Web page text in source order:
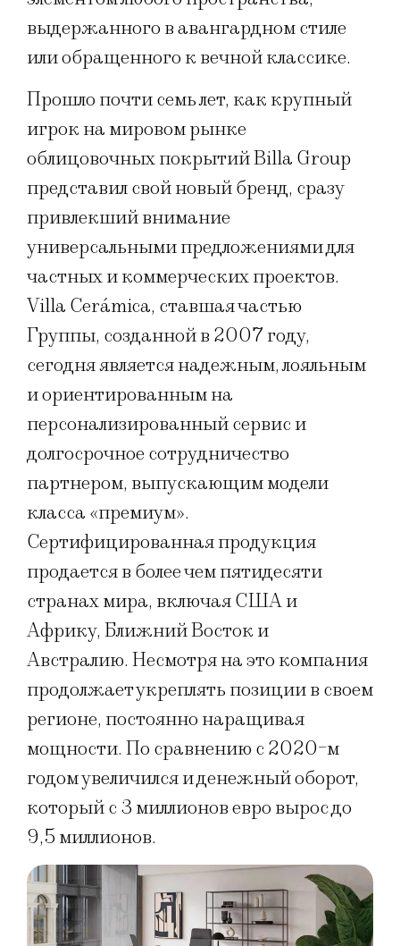
выдержанного в авангардном стиле
или обращенного к вечной классике.
Прошло почти семь лет, как крупный
игрок на мировом рынке
облицовочных покрытий Billa Group
представил свой новый бренд, сразу
привлекший внимание
универсальными предложениями для
частных и коммерческих проектов.
Villa Cerámica, ставшая частью
Группы, созданной в 2007 году,
сегодня является надежным, лояльным
и ориентированным на
персонализированный сервис и
долгосрочное сотрудничество
партнером, выпускающим модели
класса «премиум».
Сертифицированная продукция
продается в более чем пятидесяти
странах мира, включая США и
Африку, Ближний Восток и
Австралию. Несмотря на это компания
продолжает укреплять позиции в своем
регионе, постоянно наращивая
мощности. По сравнению с 2020-м
годом увеличился и денежный оборот,
который с 3 миллионов евро вырос до
9,5 миллионов.